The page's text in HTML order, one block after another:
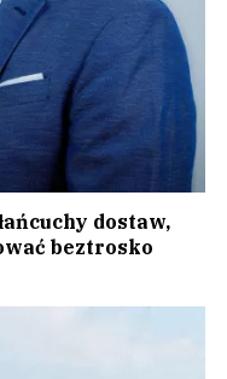
dostaw,
beztrosko